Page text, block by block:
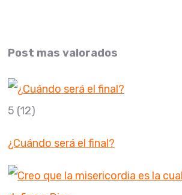
Post mas valorados
5 (12)
¿Cuándo será el final?